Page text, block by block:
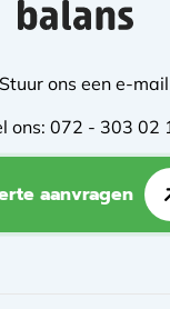
Stuur ons een e-mail
ons: 072 - 303 02
aanvragen